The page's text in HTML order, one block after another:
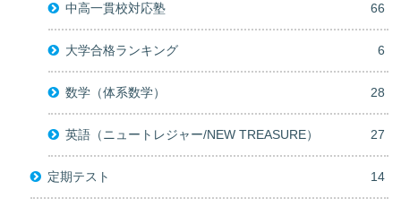
中高一貫校対応塾 66
大学合格ランキング 6
数学（体系数学） 28
英語（ニュートレジャー/NEW TREASURE） 27
定期テスト 14